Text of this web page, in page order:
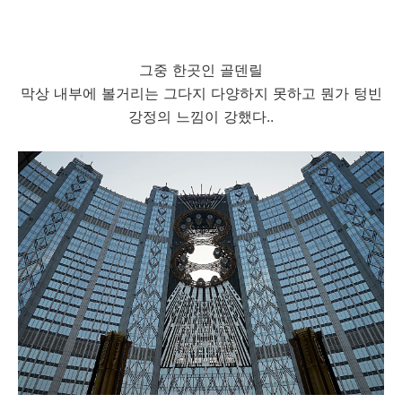
그중 한곳인 골덴릴
막상 내부에 볼거리는 그다지 다양하지 못하고 뭔가 텅빈
강정의 느낌이 강했다..